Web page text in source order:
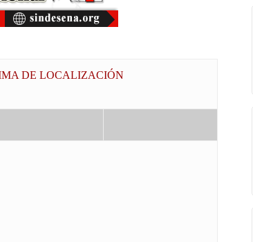
DE LOCALIZACIÓN